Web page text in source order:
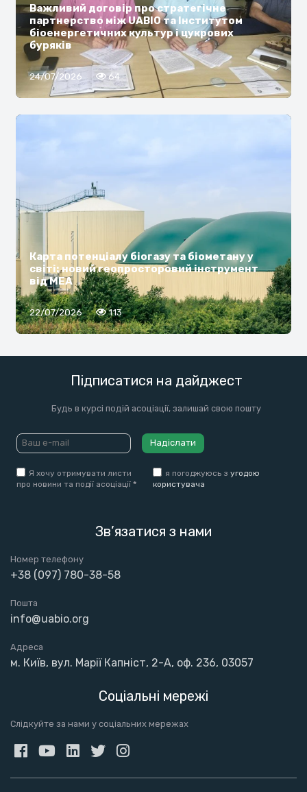
Важливий договір про стратегічне
партнерство між UABIO та Інститутом
біоенергетичних культур і цукрових
буряків
24/07/2026 64
Карта потенціалу біогазу та біометану у
світі: новий геопросторовий інструмент
від МЕА
22/07/2026 113
Підписатися на дайджест
Будь в курсі подій асоціації, залишай свою пошту
Надіслати
Я хочу отримувати листи
про новини та події асоціації *
я погоджуюсь з угодою
користувача
Зв’язатися з нами
Номер телефону
+38 (097) 780-38-58
Пошта
info@uabio.org
Адреса
м. Київ, вул. Марії Капніст, 2-А, оф. 236, 03057
Соціальні мережі
Слідкуйте за нами у соціальних мережах